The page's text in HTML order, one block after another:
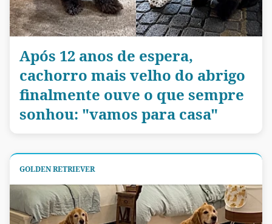
Após 12 anos de espera,
cachorro mais velho do abrigo
finalmente ouve o que sempre
sonhou: "vamos para casa"
GOLDEN RETRIEVER